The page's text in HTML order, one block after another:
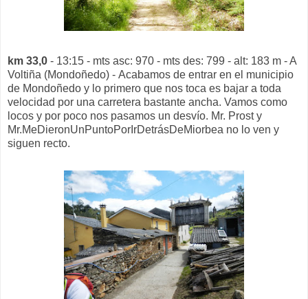
km 33,0 - 13:15 - mts asc: 970 - mts des: 799 - alt: 183 m - A
Voltiña (Mondoñedo) - Acabamos de entrar en el municipio
de Mondoñedo y lo primero que nos toca es bajar a toda
velocidad por una carretera bastante ancha. Vamos como
locos y por poco nos pasamos un desvío. Mr. Prost y
Mr.MeDieronUnPuntoPorIrDetrásDeMiorbea no lo ven y
siguen recto.